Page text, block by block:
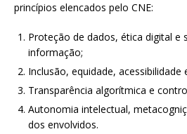
princípios elencados pelo CNE:
Proteção de dados, ética digital e
informação;
Inclusão, equidade, acessibilidade
Transparência algorítmica e
Autonomia intelectual,
dos envolvidos.